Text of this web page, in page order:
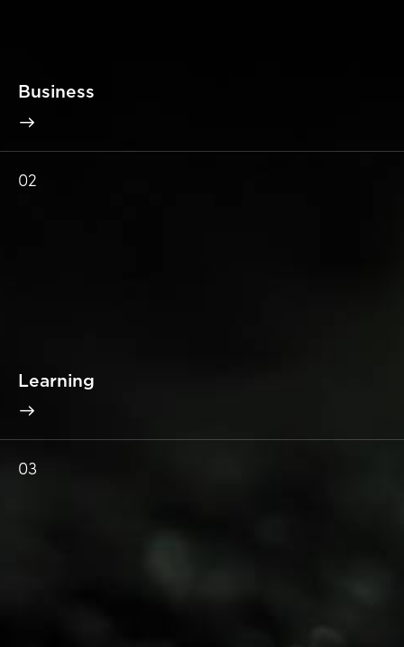
Business
02
Learning
03